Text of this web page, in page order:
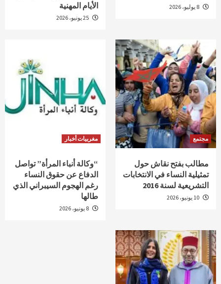
الأيام المهنية
مجتمع
مطالب بفتح نقاش حول
تمثيلية النساء في الانتخابات
التشريعية لسنة 2016
مغربيات أخبار
“وكالة أنباء المرأة” تواصل
الدفاع عن حقوق النساء
رغم الهجوم السيبراني الذي
طالها